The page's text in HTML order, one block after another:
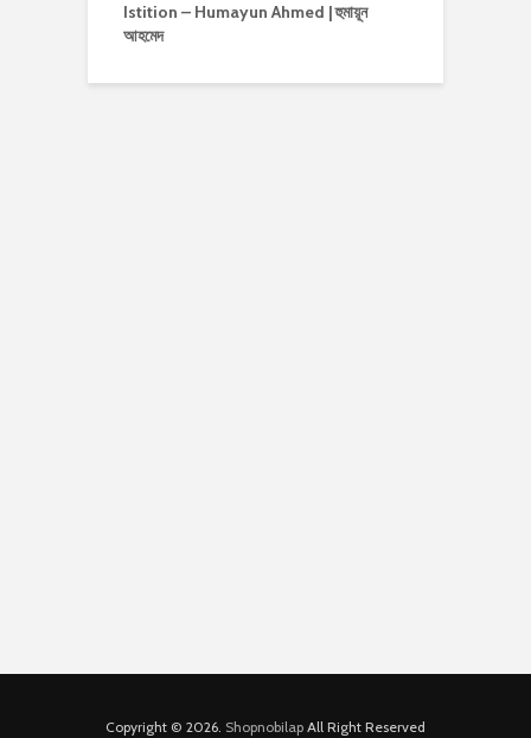
Istition – Humayun Ahmed | হুমায়ূন
আহমেদ
Copyright © 2026. Shopnobilap All Right Reserved